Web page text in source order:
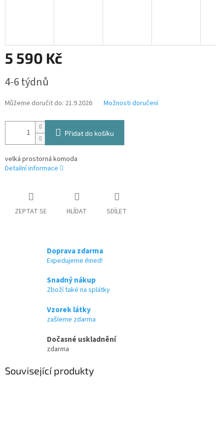
5 590 Kč
cena:
4-6 týdnů
Můžeme doručit do: 21.9.2026 Možnosti doručení
Přidat do košíku
velká prostorná komoda
Detailní informace
ZEPTAT SE HLÍDAT SDÍLET
Doprava zdarma
Expedujeme ihned!
Snadný nákup
Zboží také na splátky
Vzorek látky
zašleme zdarma
Dočasné uskladnění
zdarma
Související produkty